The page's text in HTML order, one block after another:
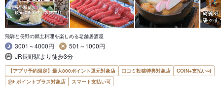
飛騨と長野の郷土料理を楽しめる老舗居酒屋
3001～4000円
501～1000円
JR長野駅より徒歩3分
【アプリ予約限定】最大800ポイント還元対象店 口コミ投稿特典対象店
COIN+支払い可
ポイントプラス対象店
スマート支払い可